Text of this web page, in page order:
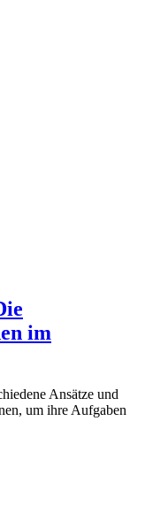
im
Ansätze und
um ihre Aufgaben